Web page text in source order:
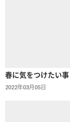
春に気をつけたい事
2022年03月05日